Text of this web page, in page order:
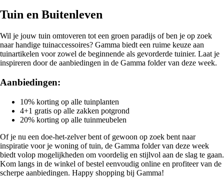
Tuin en Buitenleven
Wil je jouw tuin omtoveren tot een groen paradijs of ben je op zoek
naar handige tuinaccessoires? Gamma biedt een ruime keuze aan
tuinartikelen voor zowel de beginnende als gevorderde tuinier. Laat je
inspireren door de aanbiedingen in de Gamma folder van deze week.
Aanbiedingen:
10% korting op alle tuinplanten
4+1 gratis op alle zakken potgrond
20% korting op alle tuinmeubelen
Of je nu een doe-het-zelver bent of gewoon op zoek bent naar
inspiratie voor je woning of tuin, de Gamma folder van deze week
biedt volop mogelijkheden om voordelig en stijlvol aan de slag te gaan.
Kom langs in de winkel of bestel eenvoudig online en profiteer van de
scherpe aanbiedingen. Happy shopping bij Gamma!